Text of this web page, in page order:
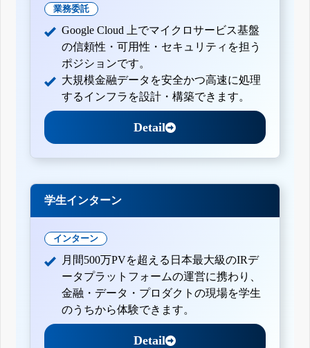
業務委託
Google Cloud 上でマイクロサービス基盤
の信頼性・可用性・セキュリティを担う
ポジションです。
大規模金融データを安全かつ高速に処理
するインフラを設計・構築できます。
Detail
学生インターン
インターン
月間500万PVを超える日本最大級のIRデ
ータプラットフォームの運営に携わり、
金融・データ・プロダクトの現場を学生
のうちから体験できます。
Detail